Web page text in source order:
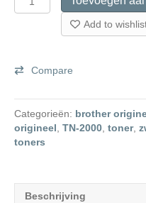
TN-
aantal
Add to
Compare
Categorieën: brother
origineel, TN-2000, toner,
toners
Beschrijving